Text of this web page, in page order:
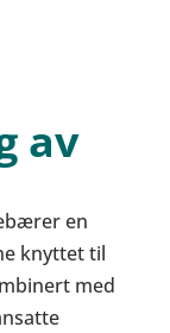
av
en
knyttet til
med